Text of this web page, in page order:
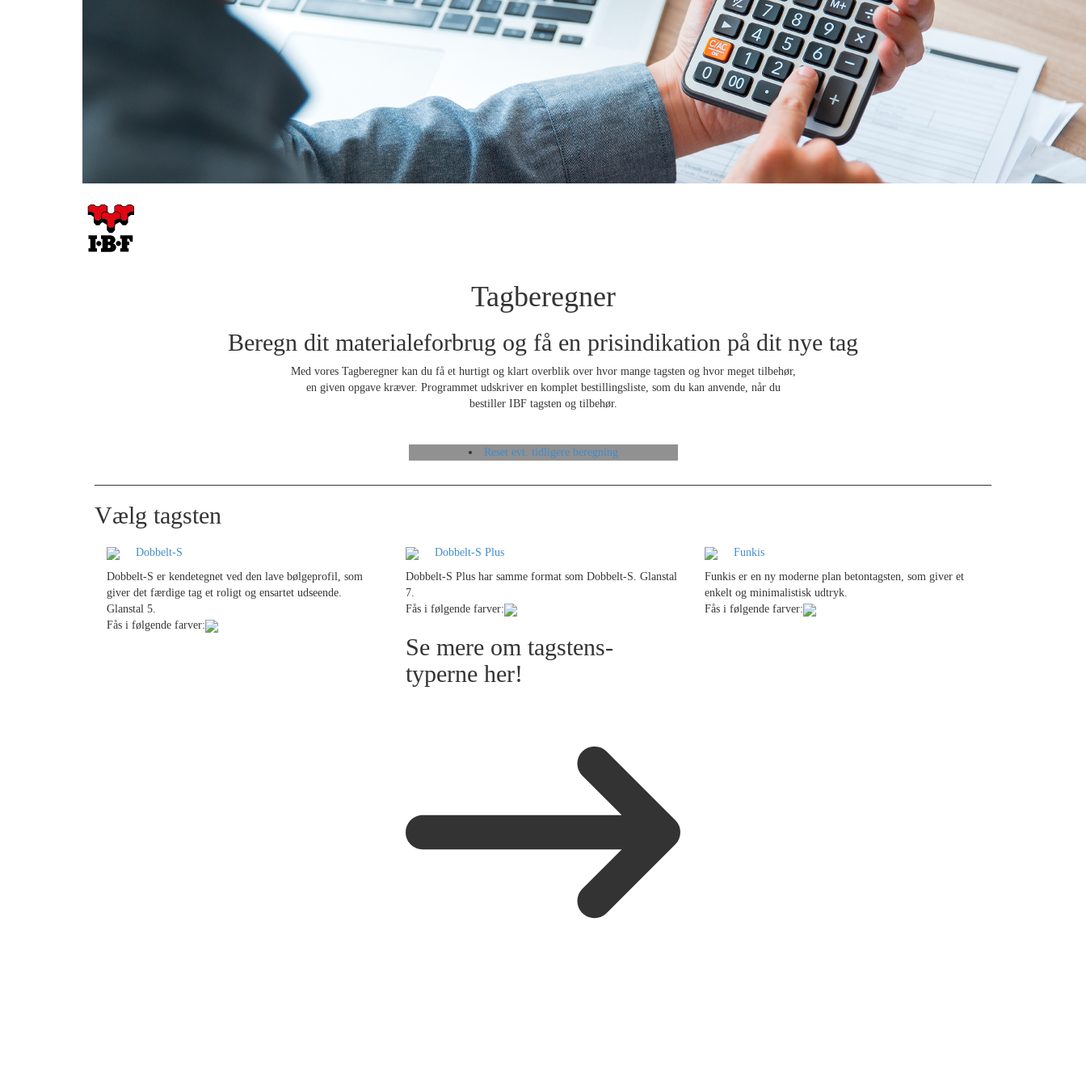
Tagberegner
Beregn dit materialeforbrug og få en prisindikation på dit nye tag
Med vores Tagberegner kan du få et hurtigt og klart overblik over hvor mange tagsten og hvor meget tilbehør,
en given opgave kræver. Programmet udskriver en komplet bestillingsliste, som du kan anvende, når du
bestiller IBF tagsten og tilbehør.
Reset evt. tidligere beregning
Vælg tagsten
Dobbelt-S
Dobbelt-S er kendetegnet ved den lave bølgeprofil, som
giver det færdige tag et roligt og ensartet udseende.
Glanstal 5.
Fås i følgende farver:
Dobbelt-S Plus
Dobbelt-S Plus har samme format som Dobbelt-S. Glanstal
7.
Fås i følgende farver:
Funkis
Funkis er en ny moderne plan betontagsten, som giver et
enkelt og minimalistisk udtryk.
Fås i følgende farver:
Se mere om tagstens-
typerne her!